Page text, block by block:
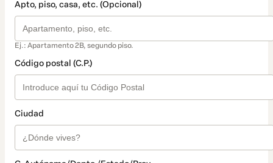
Apto, piso, casa, etc. (Opcional)
Ej.: Apartamento 2B, segundo piso.
Código postal (C.P.)
Ciudad